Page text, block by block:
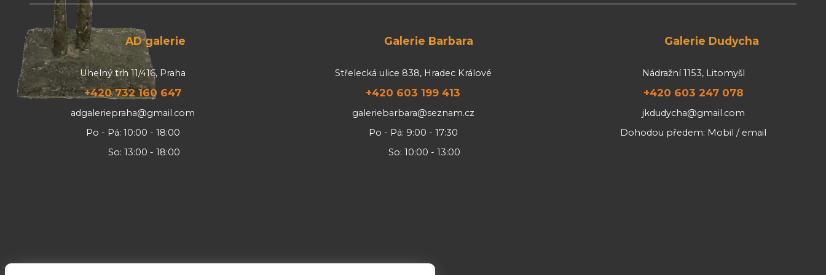
AD galerie
Uhelný trh 11/416, Praha
+420 732 160 647
adgaleriepraha@gmail.com
Po - Pá: 10:00 - 18:00
So: 13:00 - 18:00
Galerie Barbara
Střelecká ulice 838, Hradec Králové
+420 603 199 413
galeriebarbara@seznam.cz
Po - Pá: 9:00 - 17:30
So: 10:00 - 13:00
Galerie Dudycha
Nádražní 1153, Litomyšl
+420 603 247 078
jkdudycha@gmail.com
Dohodou předem: Mobil / email